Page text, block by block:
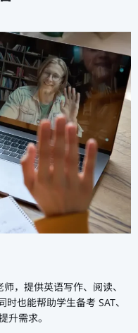
，提供英语写作、阅读、
也能帮助学生备考 SAT、
升需求。